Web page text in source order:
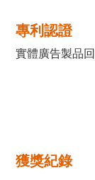
專利認證
實體廣告製品
獲獎紀錄